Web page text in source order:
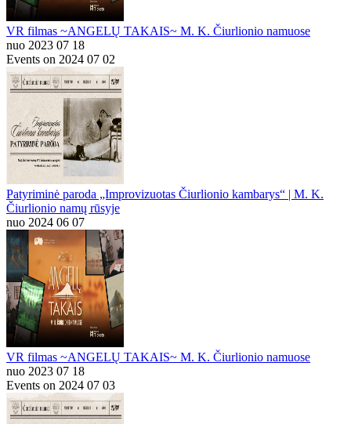
VR filmas ~ANGELŲ TAKAIS~ M. K. Čiurlionio namuose
nuo 2023 07 18
Events on 2024 07 02
Patyriminė paroda „Improvizuotas Čiurlionio kambarys“ | M. K.
Čiurlionio namų rūsyje
nuo 2024 06 07
VR filmas ~ANGELŲ TAKAIS~ M. K. Čiurlionio namuose
nuo 2023 07 18
Events on 2024 07 03